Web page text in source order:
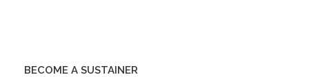
BECOME A SUSTAINER